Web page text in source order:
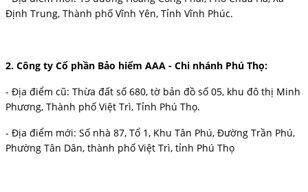
Định Trung, Thành phố Vĩnh Yên, Tỉnh Vĩnh Phúc.
2. Công ty Cổ phần Bảo hiểm AAA - Chi nhánh Phú Thọ:
- Địa điểm cũ: Thừa đất số 680, tờ bản đồ số 05, khu đô thị Minh
Phương, Thành phố Việt Trì, Tỉnh Phú Thọ.
- Địa điểm mới: Số nhà 87, Tổ 1, Khu Tân Phú, Đường Trần Phú,
Phường Tân Dân, thành phố Việt Trì, tỉnh Phú Thọ